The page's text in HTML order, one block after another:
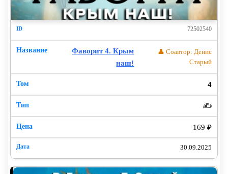
72502540
Фаворит 4. Крым
наш!
👤 Соавтор: Денис
Старый
4
✍️
169 ₽
30.09.2025